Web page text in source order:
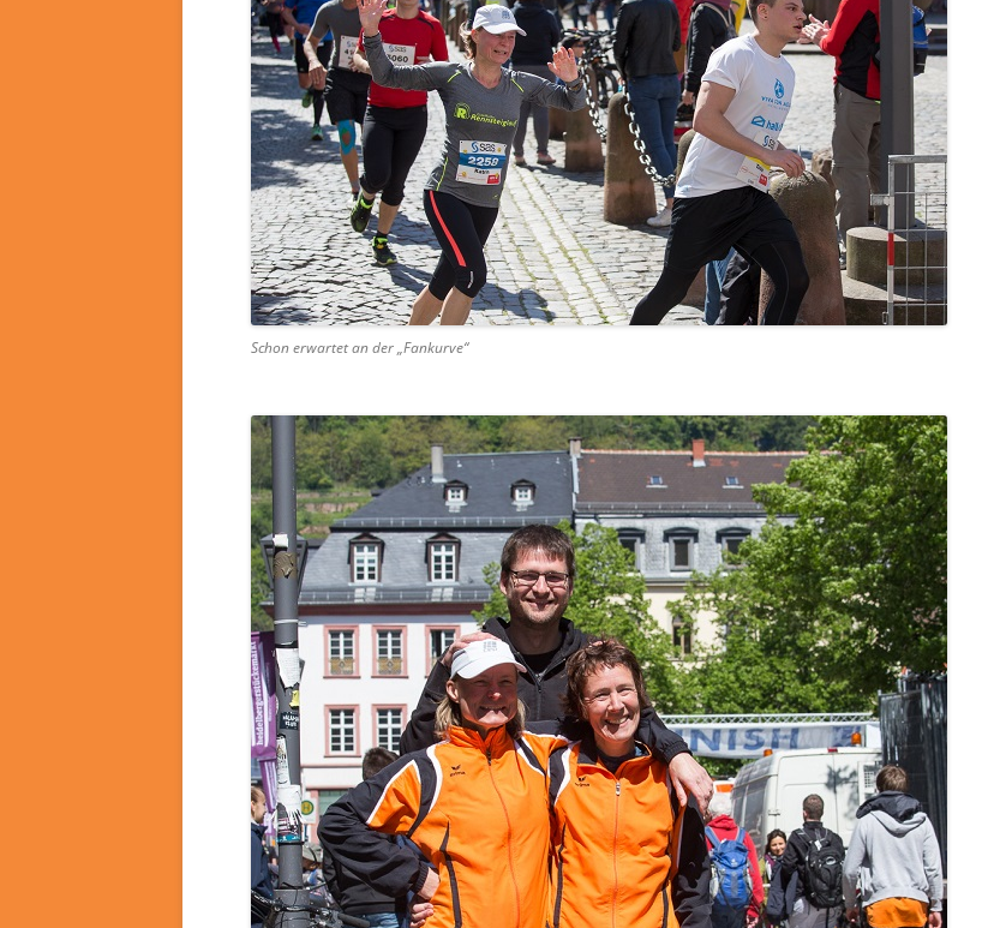
Schon erwartet an der „Fankurve“